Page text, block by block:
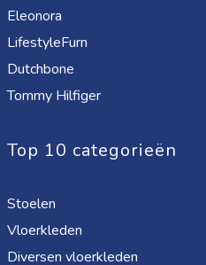
Eleonora
LifestyleFurn
Dutchbone
Tommy Hilfiger
Top 10 categorieën
Stoelen
Vloerkleden
Diversen vloerkleden